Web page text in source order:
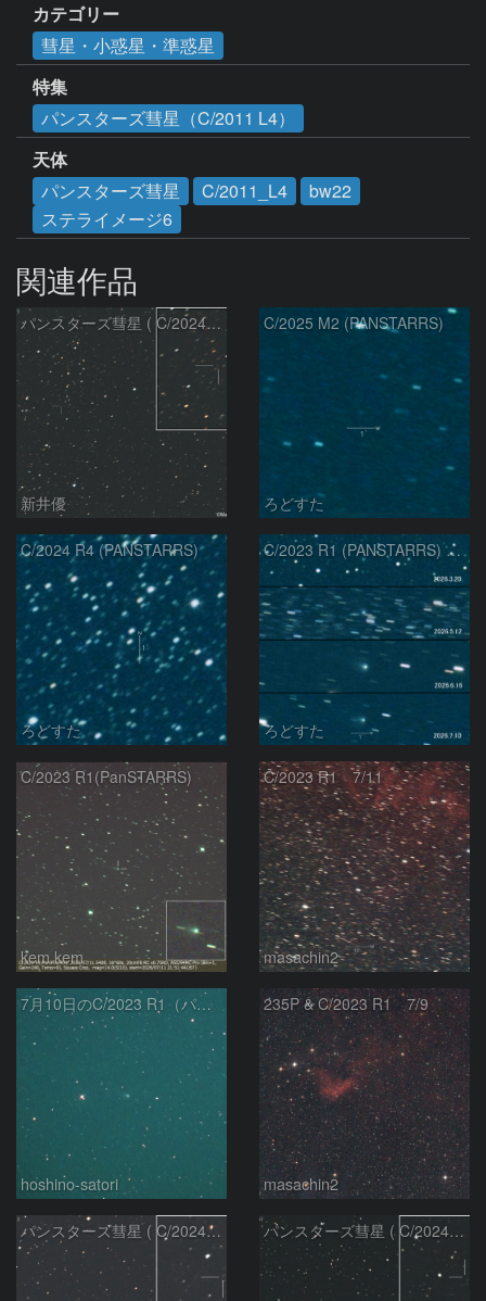
カテゴリー
彗星・小惑星・準惑星
特集
パンスターズ彗星（C/2011 L4）
天体
パンスターズ彗星
C/2011_L4
bw22
ステライメージ6
関連作品
パンスターズ彗星 ( C/2024R4 )：2026/07/27
新井優
C/2025 M2 (PANSTARRS)
ろどすた
C/2024 R4 (PANSTARRS)
ろどすた
C/2023 R1 (PANSTARRS) の変化
ろどすた
C/2023 R1(PanSTARRS)
kem.kem
C/2023 R1 7/11
masachin2
7月10日のC/2023 R1（パンスターズ彗星）
hoshino-satori
235P & C/2023 R1 7/9
masachin2
パンスターズ彗星 ( C/2024R4 )：2026/06/28 パンスターズ彗星 ( C/2024G4 )の予報位置：2026/06/23